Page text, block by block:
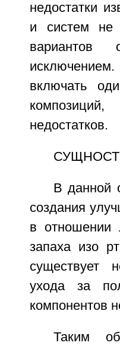
недостатки
и систем не
вариантов
исключением.
включать
недостатков.
В данной
создания
в отношении
запаха изо
существует
ухода за
компонентов
Таким